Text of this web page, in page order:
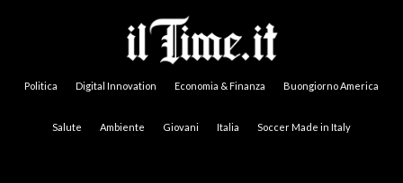
Politica Digital Innovation Economia & Finanza Buongiorno America
Salute Ambiente Giovani Italia Soccer Made in Italy